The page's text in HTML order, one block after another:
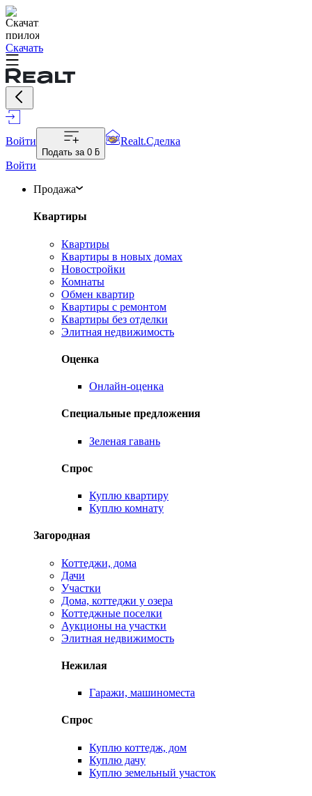
Скачать
Войти
Подать за 0 ƃ
Realt.Сделка
Войти
Продажа
Квартиры
Квартиры
Квартиры в новых домах
Новостройки
Комнаты
Обмен квартир
Квартиры с ремонтом
Квартиры без отделки
Элитная недвижимость
Оценка
Онлайн-оценка
Специальные предложения
Зеленая гавань
Спрос
Куплю квартиру
Куплю комнату
Загородная
Коттеджи, дома
Дачи
Участки
Дома, коттеджи у озера
Коттеджные поселки
Аукционы на участки
Элитная недвижимость
Нежилая
Гаражи, машиноместа
Спрос
Куплю коттедж, дом
Куплю дачу
Куплю земельный участок